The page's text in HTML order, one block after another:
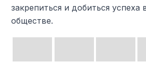
закрепиться и добиться
обществе.